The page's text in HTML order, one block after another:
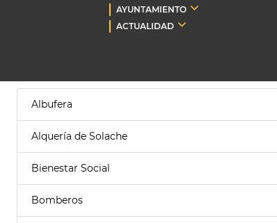
AYUNTAMIENTO
ACTUALIDAD
Albufera
Alquería de Solache
Bienestar Social
Bomberos